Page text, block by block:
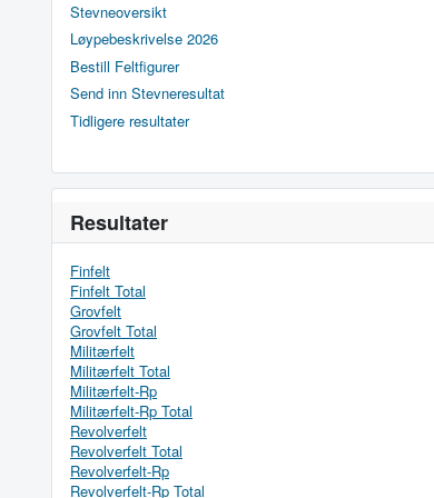
Stevneoversikt
Løypebeskrivelse 2026
Bestill Feltfigurer
Send inn Stevneresultat
Tidligere resultater
Resultater
Finfelt
Finfelt Total
Grovfelt
Grovfelt Total
Militærfelt
Militærfelt Total
Militærfelt-Rp
Militærfelt-Rp Total
Revolverfelt
Revolverfelt Total
Revolverfelt-Rp
Revolverfelt-Rp Total